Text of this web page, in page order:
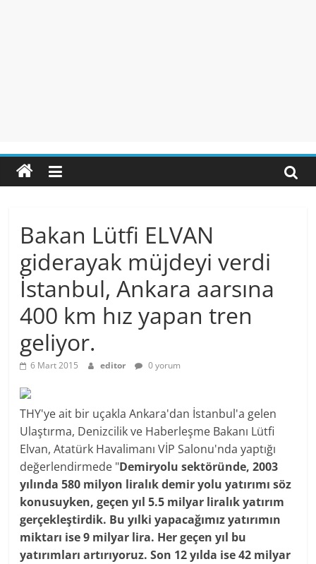
Bakan Lütfi ELVAN
giderayak müjdeyi verdi
İstanbul, Ankara aarsına
400 km hız yapan tren
geliyor.
6 Mart 2015 editor 0 yorum
THY'ye ait bir uçakla Ankara'dan İstanbul'a gelen
Ulaştırma, Denizcilikve Haberleşme Bakanı Lütfi
Elvan, Atatürk Havalimanı VİP Salonu'nda yaptığı
değerlendirmede "Demiryolu sektöründe, 2003
yılında 580 milyon liralık demir yolu yatırımı söz
konusuyken, geçen yıl 5.5 milyar liralık yatırım
gerçekleştirdik. Bu yılki yapacağımız yatırımın
miktarı ise 9 milyar lira. Her geçen yıl bu
yatırımları artırıyoruz. Son 12 yılda ise 42 milyar